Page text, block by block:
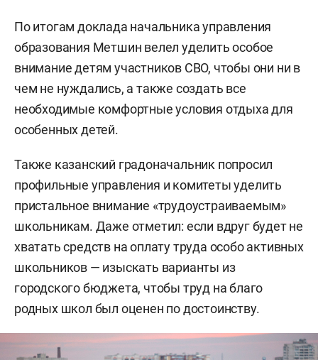
По итогам доклада начальника управления
образования Метшин велел уделить особое
внимание детям участников СВО, чтобы они ни в
чем не нуждались, а также создать все
необходимые комфортные условия отдыха для
особенных детей.
Также казанский градоначальник попросил
профильные управления и комитеты уделить
пристальное внимание «трудоустраиваемым»
школьникам. Даже отметил: если вдруг будет не
хватать средств на оплату труда особо активных
школьников — изыскать варианты из
городского бюджета, чтобы труд на благо
родных школ был оценен по достоинству.